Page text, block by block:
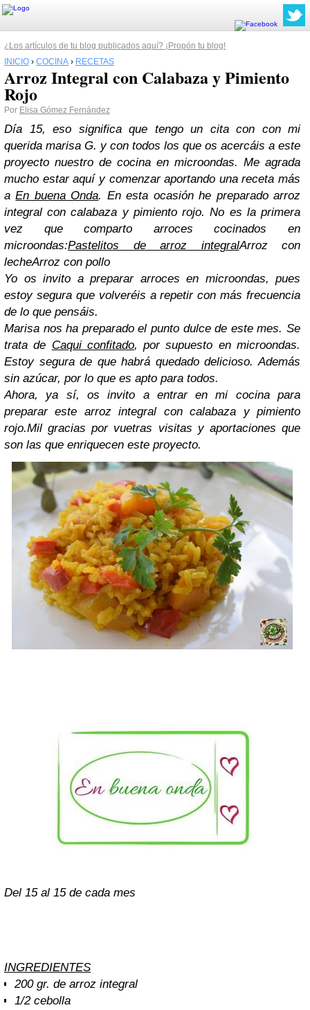
¿Los artículos de tu blog publicados aquí? ¡Propón tu blog!
INICIO › COCINA › RECETAS
Arroz Integral con Calabaza y Pimiento
Rojo
Por Elisa Gómez Fernández
Día 15, eso significa que tengo un cita con con mi
querida marisa G. y con todos los que os acercáis a este
proyecto nuestro de cocina en microondas. Me agrada
mucho estar aquí y comenzar aportando una receta más
aEn buena Onda. En esta ocasión he preparado arroz
integral con calabaza y pimiento rojo.No es la primera
vez que comparto arroces cocinados en
microondas:Pastelitos de arroz integralArroz con
lecheArroz con pollo
Yo os invito a preparar arroces en microondas, pues
estoy segura que volveréis a repetir con más frecuencia
de lo que pensáis.
Marisa nos ha preparado el punto dulce de este mes. Se
trata de Caqui confitado, por supuesto en microondas.
Estoy segura de que habrá quedado delicioso. Además
sin azúcar, por lo que es apto para todos.
Ahora, ya sí, os invito a entrar en mi cocina para
preparar este arroz integral con calabaza y pimiento
rojo.Mil gracias por vuetras visitas y aportaciones que
son las que enriquecen este proyecto.
Del 15 al 15 de cada mes
INGREDIENTES
200 gr. de arroz integral
1/2 cebolla